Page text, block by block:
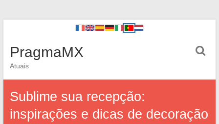
PragmaMX
Atuais
Sublime sua recepção:
inspirações e dicas de decoração